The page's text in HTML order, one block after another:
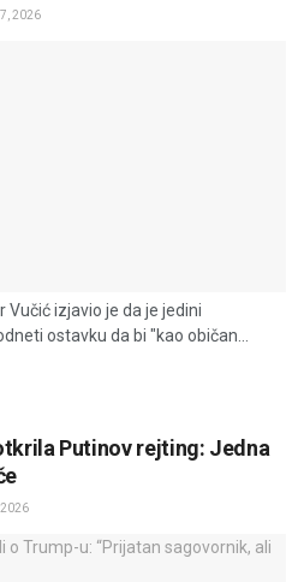
7, 2026
Vučić izjavio je da je jedini
ostavku da bi "kao običan...
Putinov rejting: Jedna
2026